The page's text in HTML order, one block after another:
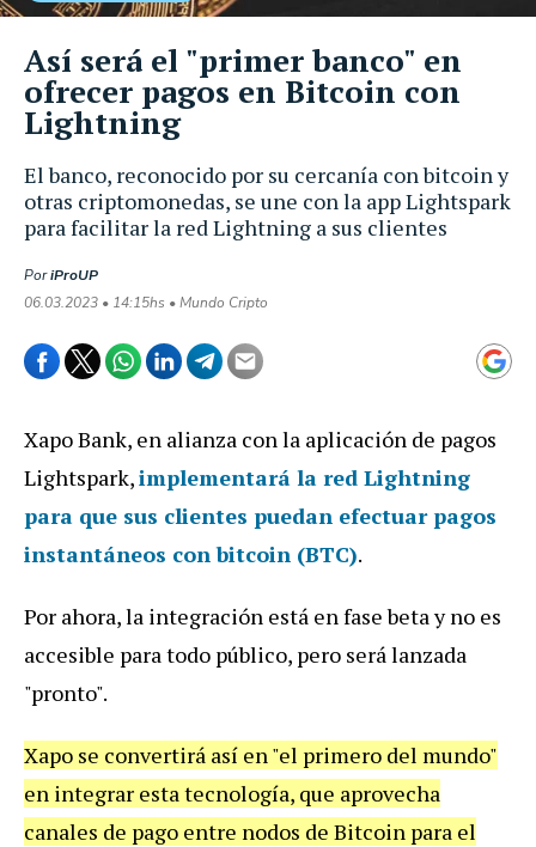
El banco, reconocido por su cercanía con bitcoin y
otras criptomonedas, se une con la app Lightspark
para facilitar la red Lightning a sus clientes
PoriProUP
06.03.2023 • 14:15hs • Mundo Cripto
Así será el "primer banco" en
ofrecer pagos en Bitcoin con
Lightning
Xapo Bank, en alianza con la aplicación de pagos
Lightspark,implementará la red Lightning
para que sus clientes puedan efectuar pagos
instantáneos con bitcoin (BTC).
Por ahora, la integración está en fase beta y no es
accesible para todo público, pero será lanzada
"pronto".
Xapo se convertirá así en "el primero del mundo"
en integrar esta tecnología, que aprovecha
canales de pago entre nodos de Bitcoin para el